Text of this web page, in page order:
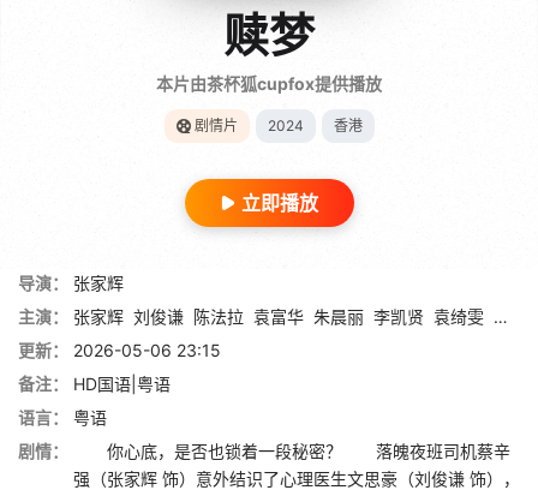
赎梦
本片由茶杯狐cupfox提供播放
剧情片 2024 香港
立即播放
导演：
张家辉
主演：
张家辉 刘俊谦 陈法拉 袁富华 朱晨丽 李凯贤 袁绮雯 许恩
更新：
2026-05-06 23:15
备注：
HD国语|粤语
语言：
粤语
剧情：
你心底，是否也锁着一段秘密？ 落魄夜班司机蔡辛
强（张家辉 饰）意外结识了心理医生文思豪（刘俊谦 饰），